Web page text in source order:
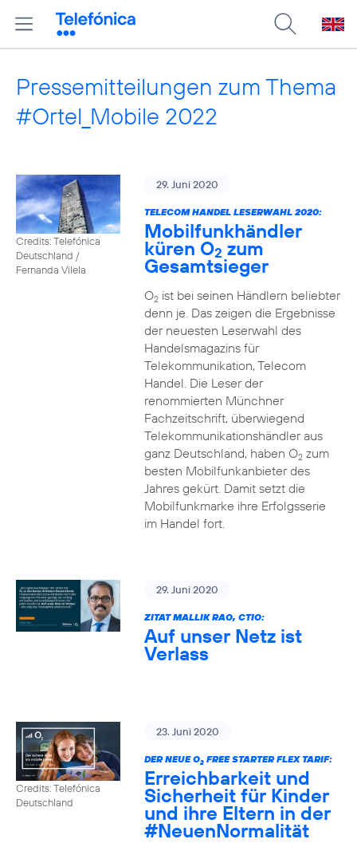
Pressemitteilungen zum Thema
#Ortel_Mobile 2022
Credits: Telefónica
Deutschland /
Fernanda Vilela
29. Juni 2020
TELECOM HANDEL LESERWAHL 2020:
Mobilfunkhändler
küren O2 zum
Gesamtsieger
O2ist bei seinen Händlern beliebter
denn je. Das zeigen die Ergebnisse
der neuesten Leserwahl des
Handelsmagazins für
Telekommunikation, Telecom
Handel. Die Leser der
renommierten Münchner
Fachzeitschrift, überwiegend
Telekommunikationshändler aus
ganz Deutschland, haben O2zum
besten Mobilfunkanbieter des
Jahres gekürt. Damit setzt die
Mobilfunkmarke ihre Erfolgsserie
im Handel fort.
29. Juni 2020
ZITAT MALLIK RAO, CTIO:
Auf unser Netz ist
Verlass
Credits: Telefónica
Deutschland
23. Juni 2020
DER NEUE O2FREE STARTER FLEX TARIF:
Erreichbarkeit und
Sicherheit für Kinder
und ihre Eltern in der
#NeuenNormalität